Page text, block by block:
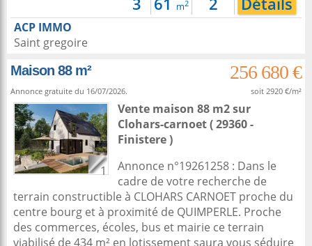
m2
ACP IMMO
Saint gregoire
Maison 88 m²
256 680 €
Annonce gratuite du 16/07/2026. soit 2920 €/m²
1
Vente maison 88 m2sur
Clohars-carnoet( 29360 -
Finistere )
Annonce n°19261258 : Dans le
cadre de votre recherche de
terrain constructible à CLOHARS CARNOET proche du
centre bourg et à proximité de QUIMPERLE. Proche
des commerces, écoles, bus et mairie ce terrain
viabilisé de 434 m² en lotissement saura vous séduire